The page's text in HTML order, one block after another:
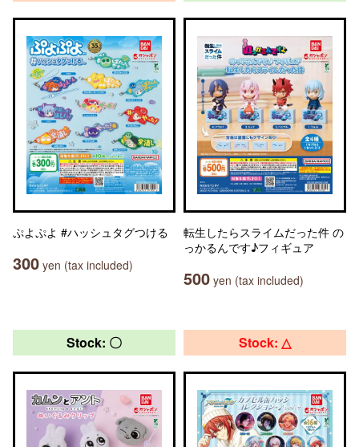
ぷよぷよ #ハッシュタグつける
300 yen (tax included)
転生したらスライムだった件 の
っかるんです♪フィギュア
500 yen (tax included)
Stock: 〇 Stock: △